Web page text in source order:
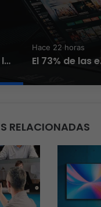
El 73% de las empresas en LATAM aseguran que el phishing sigue funcionando
Hace 2 días
RELACIONADAS